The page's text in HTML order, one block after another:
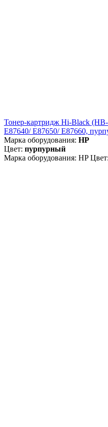
Тонер-картридж Hi-Black
E87640/ E87650/ E87660,
Марка оборудования: HP
Цвет: пурпурный
Марка оборудования: HP